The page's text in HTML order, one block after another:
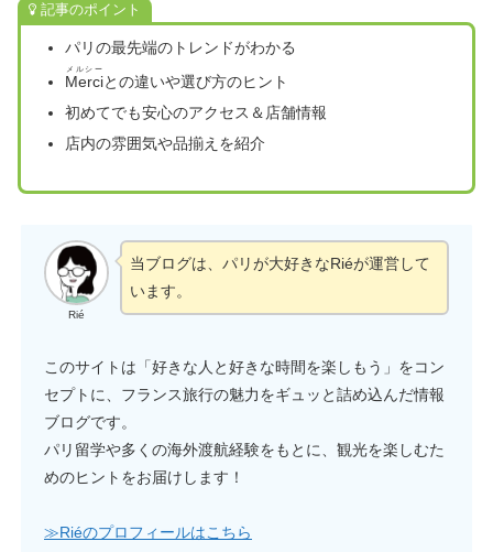
記事のポイント
パリの最先端のトレンドがわかる
Merci
メルシー
との違いや選び方のヒント
初めてでも安心のアクセス＆店舗情報
店内の雰囲気や品揃えを紹介
Rié
当ブログは、パリが大好きなRiéが運営して
います。
このサイトは「好きな人と好きな時間を楽しもう」をコン
セプトに、フランス旅行の魅力をギュッと詰め込んだ情報
ブログです。
パリ留学や多くの海外渡航経験をもとに、観光を楽しむた
めのヒントをお届けします！
≫Riéのプロフィールはこちら